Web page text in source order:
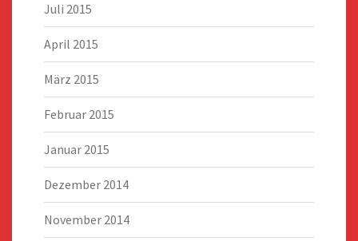
Juli 2015
April 2015
März 2015
Februar 2015
Januar 2015
Dezember 2014
November 2014